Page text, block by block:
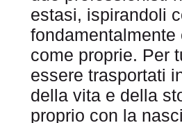
estasi, ispirandoli
come proprie. Per
essere trasportati
della vita e della
proprio con la